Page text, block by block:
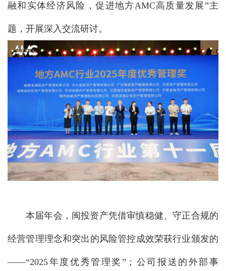
融和实体经济风险，促进地方AMC高质量发展”主
题，开展深入交流研讨。
本届年会，闽投资产凭借审慎稳健、守正合规的
经营管理理念和突出的风险管控成效荣获行业颁发的
——“2025年度优秀管理奖”；公司报送的外部事